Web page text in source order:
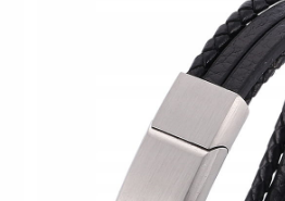
sklep@modatrusky.pl
+48 691 603 313